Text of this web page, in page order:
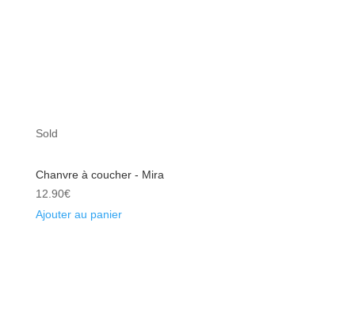
Sold
Chanvre à coucher - Mira
12.90€
Ajouter au panier